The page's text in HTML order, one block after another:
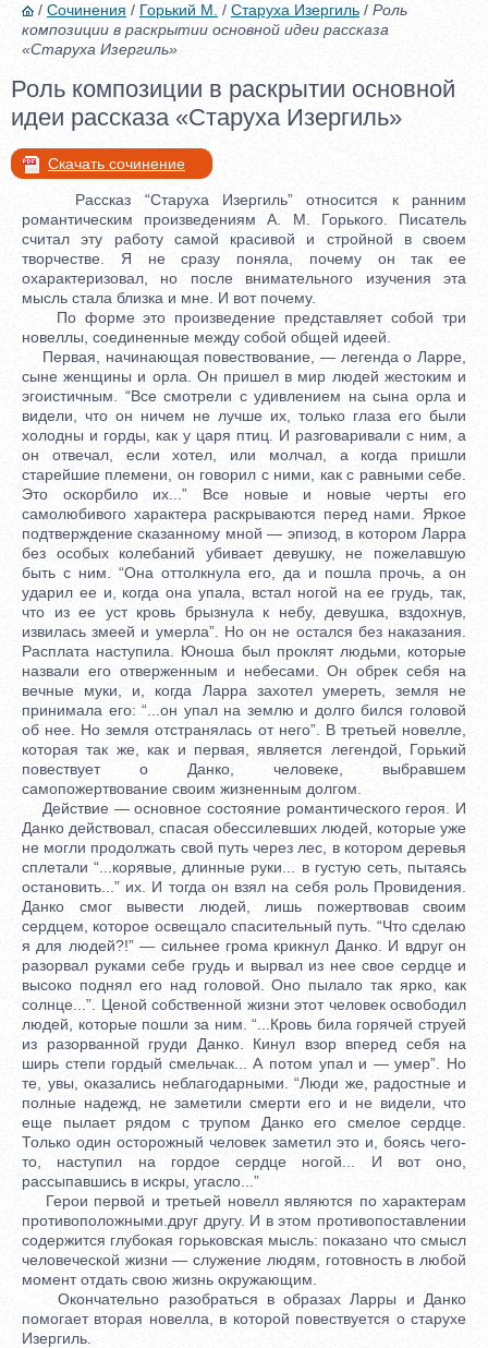
/ Сочинения / Горький М. / Старуха Изергиль / Роль
композиции в раскрытии основной идеи рассказа
«Старуха Изергиль»
Роль композиции в раскрытии основной
идеи рассказа «Старуха Изергиль»
Скачать сочинение
Рассказ “Старуха Изергиль” относится к ранним
романтическим произведениям А. М. Горького. Писатель
считал эту работу самой красивой и стройной в своем
творчестве. Я не сразу поняла, почему он так ее
охарактеризовал, но после внимательного изучения эта
мысль стала близка и мне. И вот почему.
По форме это произведение представляет собой три
новеллы, соединенные между собой общей идеей.
Первая, начинающая повествование, — легенда о Ларре,
сыне женщины и орла. Он пришел в мир людей жестоким и
эгоистичным. “Все смотрели с удивлением на сына орла и
видели, что он ничем не лучше их, только глаза его были
холодны и горды, как у царя птиц. И разговаривали с ним, а
он отвечал, если хотел, или молчал, а когда пришли
старейшие племени, он говорил с ними, как с равными себе.
Это оскорбило их...” Все новые и новые черты его
самолюбивого характера раскрываются перед нами. Яркое
подтверждение сказанному мной — эпизод, в котором Ларра
без особых колебаний убивает девушку, не пожелавшую
быть с ним. “Она оттолкнула его, да и пошла прочь, а он
ударил ее и, когда она упала, встал ногой на ее грудь, так,
что из ее уст кровь брызнула к небу, девушка, вздохнув,
извилась змеей и умерла”. Но он не остался без наказания.
Расплата наступила. Юноша был проклят людьми, которые
назвали его отверженным и небесами. Он обрек себя на
вечные муки, и, когда Ларра захотел умереть, земля не
принимала его: “...он упал на землю и долго бился головой
об нее. Но земля отстранялась от него”. В третьей новелле,
которая так же, как и первая, является легендой, Горький
повествует о Данко, человеке, выбравшем
самопожертвование своим жизненным долгом.
Действие — основное состояние романтического героя. И
Данко действовал, спасая обессилевших людей, которые уже
не могли продолжать свой путь через лес, в котором деревья
сплетали “...корявые, длинные руки... в густую сеть, пытаясь
остановить...” их. И тогда он взял на себя роль Провидения.
Данко смог вывести людей, лишь пожертвовав своим
сердцем, которое освещало спасительный путь. “Что сделаю
я для людей?!” — сильнее грома крикнул Данко. И вдруг он
разорвал руками себе грудь и вырвал из нее свое сердце и
высоко поднял его над головой. Оно пылало так ярко, как
солнце...”. Ценой собственной жизни этот человек освободил
людей, которые пошли за ним. “...Кровь била горячей струей
из разорванной груди Данко. Кинул взор вперед себя на
ширь степи гордый смельчак... А потом упал и — умер”. Но
те, увы, оказались неблагодарными. “Люди же, радостные и
полные надежд, не заметили смерти его и не видели, что
еще пылает рядом с трупом Данко его смелое сердце.
Только один осторожный человек заметил это и, боясь чего-
то, наступил на гордое сердце ногой... И вот оно,
рассыпавшись в искры, угасло...”
Герои первой и третьей новелл являются по характерам
противоположными.друг другу. И в этом противопоставлении
содержится глубокая горьковская мысль: показано что смысл
человеческой жизни — служение людям, готовность в любой
момент отдать свою жизнь окружающим.
Окончательно разобраться в образах Ларры и Данко
помогает вторая новелла, в которой повествуется о старухе
Изергиль.